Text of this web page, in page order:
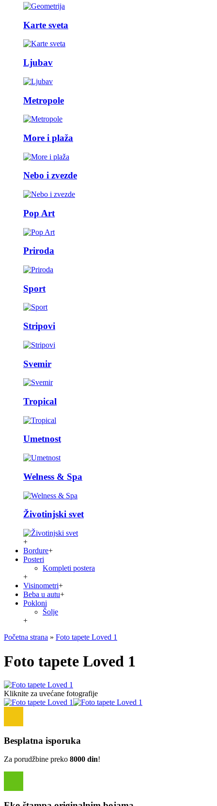
Karte sveta
Ljubav
Metropole
More i plaža
Nebo i zvezde
Pop Art
Priroda
Sport
Stripovi
Svemir
Tropical
Umetnost
Welness & Spa
Životinjski svet
+
Bordure+
Posteri
Kompleti postera
+
Visinometri+
Beba u autu+
Pokloni
Šolje
+
Početna strana » Foto tapete Loved 1
Foto tapete Loved 1
Kliknite za uvećane fotografije
Besplatna isporuka
Za porudžbine preko 8000 din!